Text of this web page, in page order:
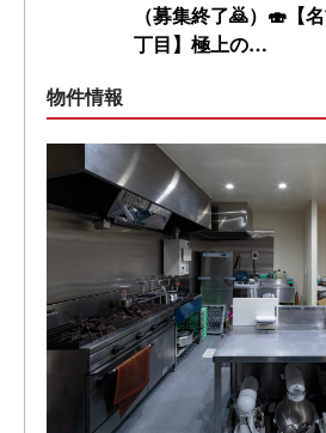
（募集終了🙇）🍣【
丁目】極上の…
物件情報